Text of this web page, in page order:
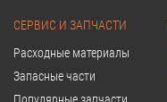
СЕРВИС И ЗАПЧАСТИ
Расходные материалы
Запасные части